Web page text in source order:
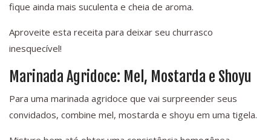
fique ainda mais suculenta e cheia de aroma.
Aproveite esta receita para deixar seu churrasco
inesquecível!
Marinada Agridoce: Mel, Mostarda e Shoyu
Para uma marinada agridoce que vai surpreender seus
convidados, combine mel, mostarda e shoyu em uma tigela.